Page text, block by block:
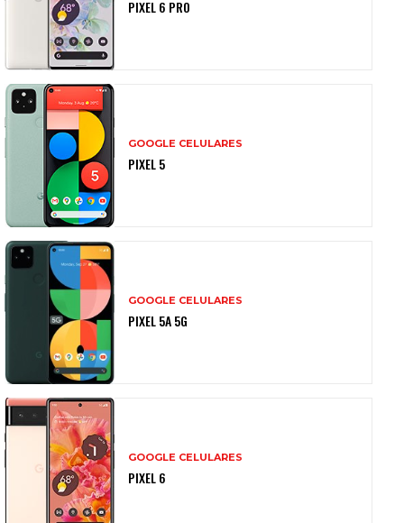
PIXEL 6 PRO
GOOGLE CELULARES
PIXEL 5
GOOGLE CELULARES
PIXEL 5A 5G
GOOGLE CELULARES
PIXEL 6